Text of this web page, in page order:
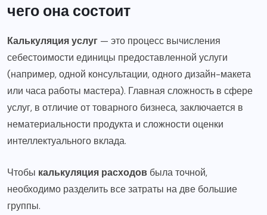
чего она состоит
Калькуляция услуг — это процесс вычисления
себестоимости единицы предоставленной услуги
(например, одной консультации, одного дизайн-макета
или часа работы мастера). Главная сложность в сфере
услуг, в отличие от товарного бизнеса, заключается в
нематериальности продукта и сложности оценки
интеллектуального вклада.
Чтобы калькуляция расходов была точной,
необходимо разделить все затраты на две большие
группы.